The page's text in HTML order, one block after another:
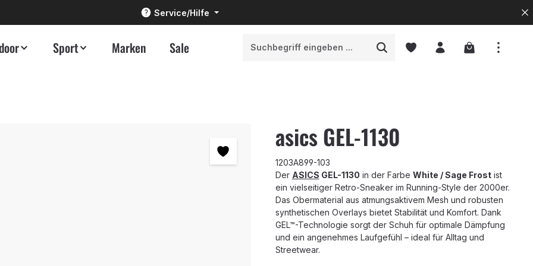
Service/Hilfe
Sport Marken Sale Warenkorb
asics GEL-1130
1203A899-103
Der ASICS GEL-1130 in der Farbe White / Sage Frostist
ein vielseitiger Retro-Sneaker im Running-Style der 2000er.
Das Obermaterial aus atmungsaktivem Mesh und robusten
synthetischen Overlays bietet Stabilität und Komfort. Dank
GEL™-Technologie sorgt der Schuh für optimale Dämpfung
und ein angenehmes Laufgefühl – ideal für Alltag und
Streetwear.